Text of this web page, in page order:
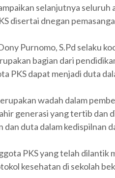
selanjutnya seluruh
disertai dnegan
Purnomo, S.Pd selaku
bagian dari
PKS dapat menjadi duta
wadah dalam
generasi yang tertib dan
dan duta dalam kedispilnan
PKS yang telah dilantik
kesehatan di sekolah